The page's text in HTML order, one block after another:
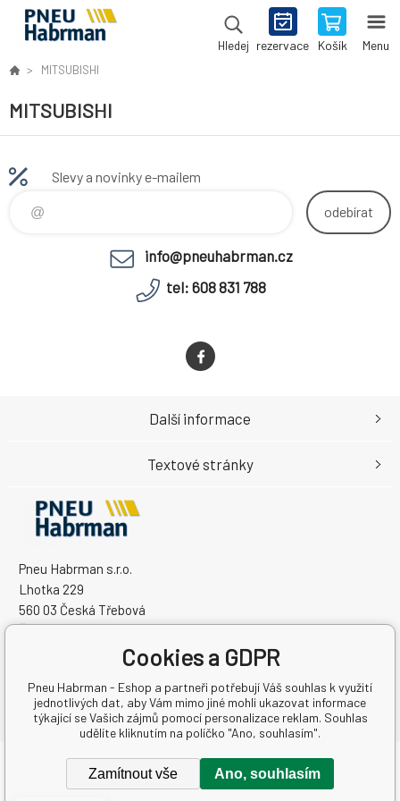
Hledej rezervace Košík Menu
MITSUBISHI
MITSUBISHI
Slevy a novinky e-mailem
odebírat
info@pneuhabrman.cz
tel: 608 831 788
Pneu Habrman s.r.o.
Lhotka 229
560 03 Česká Třebová
Česká Republika
Další informace
Textové stránky
Copyright © 2026 Pneu Habrman s.r.o.
Všechna práva vyhrazena.
Cookies a GDPR
Pneu Habrman - Eshop a partneři potřebují Váš souhlas k využití
jednotlivých dat, aby Vám mimo jiné mohli ukazovat informace
týkající se Vašich zájmů pomocí personalizace reklam. Souhlas
udělíte kliknutím na políčko "Ano, souhlasím".
Zamítnout vše Ano, souhlasím